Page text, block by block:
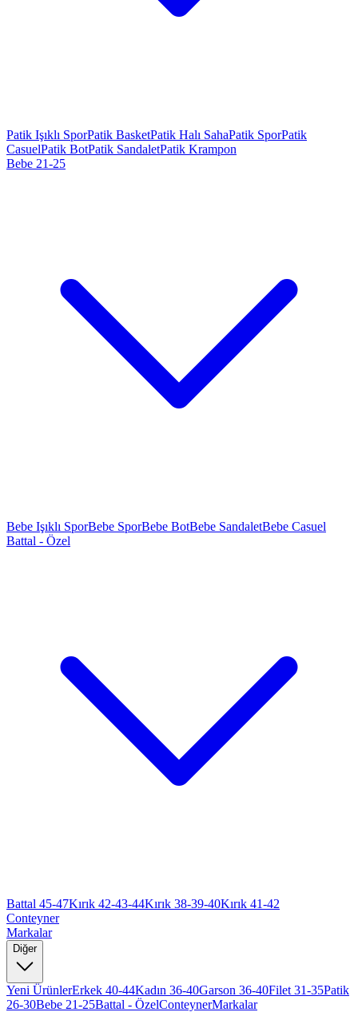
Patik Işıklı SporPatik BasketPatik Halı SahaPatik SporPatik
CasuelPatik BotPatik SandaletPatik Krampon
Bebe 21-25
Bebe Işıklı SporBebe SporBebe BotBebe SandaletBebe Casuel
Battal - Özel
Battal 45-47Kırık 42-43-44Kırık 38-39-40Kırık 41-42
Conteyner
Markalar
Diğer
Yeni ÜrünlerErkek 40-44Kadın 36-40Garson 36-40Filet 31-35Patik
26-30Bebe 21-25Battal - ÖzelConteynerMarkalar